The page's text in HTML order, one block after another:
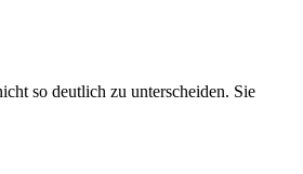
so deutlich zu unterscheiden. Sie